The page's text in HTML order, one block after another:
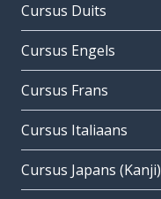
Cursus Duits
Cursus Engels
Cursus Frans
Cursus Italiaans
Cursus Japans (Kanji)